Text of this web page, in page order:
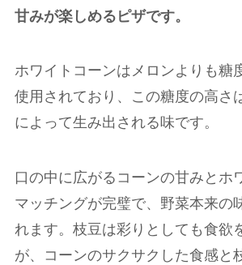
甘みが楽しめるピザです。
ホワイトコーンはメロンよりも糖
使用されており、この糖度の高さ
によって生み出される味です。
口の中に広がるコーンの甘みとホ
マッチングが完璧で、野菜本来の
れます。枝豆は彩りとしても食欲
が、コーンのサクサクした食感と